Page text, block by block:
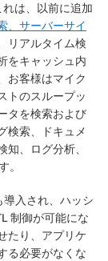
は、以前に追加
、サーバーサイ
リアルタイム検
をキャッシュ内
お客様はマイク
トのスループッ
タを検索および
検索、ドキュメ
、ログ分析、
。
導入され、ハッシ
制御が可能にな
たり、アプリケ
る必要がなくな